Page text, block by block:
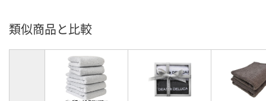
類似商品と比較